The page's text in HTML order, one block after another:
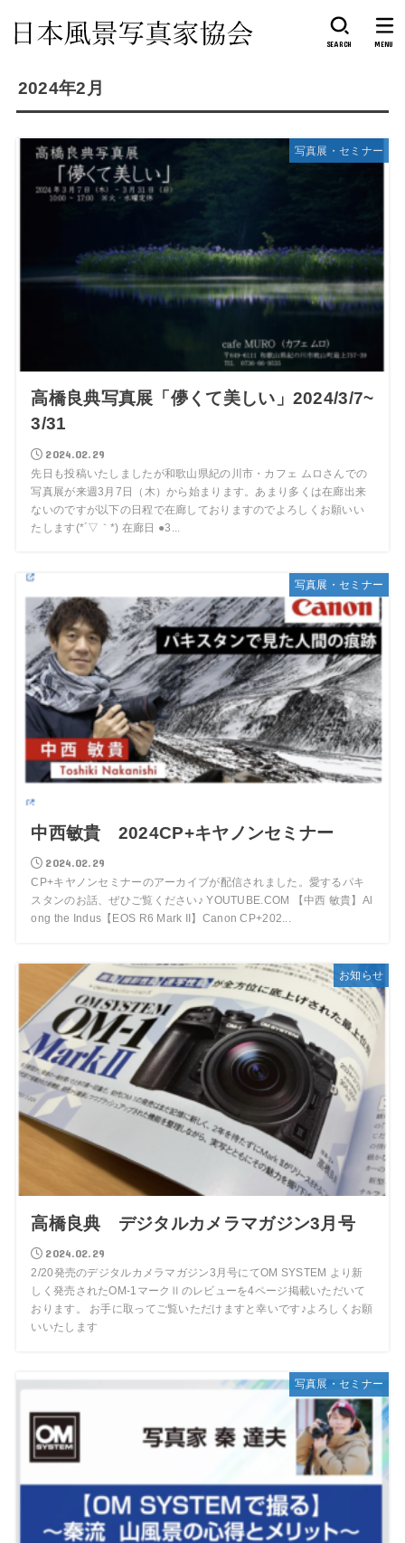
SEARCH MENU
2024年2月
写真展・セミナー
​高橋良典写真展「儚くて美しい」2024/3/7~
3/31
2024.02.29
先日も投稿いたしましたが和歌山県紀の川市・カフェ ムロさんでの
写真展が来週3月7日（木）から始まります。あまり多くは在廊出来
ないのですが以下の日程で在廊しておりますのでよろしくお願いい
たします(*´▽｀*) 在廊日 ●3...
写真展・セミナー
中西敏貴 2024CP+キヤノンセミナー
2024.02.29
CP+キヤノンセミナーのアーカイブが配信されました。愛するパキ
スタンのお話、ぜひご覧ください♪ YOUTUBE.COM 【中西 敏貴】Al
ong the Indus【EOS R6 Mark II】Canon CP+202...
お知らせ
高橋良典 デジタルカメラマガジン3月号
2024.02.29
2/20発売のデジタルカメラマガジン3月号にてOM SYSTEM より新
しく発売されたOM-1マークⅡのレビューを4ページ掲載いただいて
おります。 お手に取ってご覧いただけますと幸いです♪よろしくお願
いいたします
写真展・セミナー